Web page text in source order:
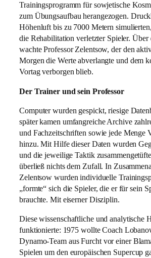
Trainingsprogramm für sowjetische
zum Übungsaufbau herangezogen.
Höhenluft bis zu 7000 Metern
die Rehabilitation verletzter Spieler. Über
wachte Professor Zelentsow, der den
Morgen die Werte abverlangte und dem
Vortag verborgen blieb.
Der Trainer und sein Professor
Computer wurden gespickt, riesige
später kamen umfangreiche Archive
und Fachzeitschriften sowie jede Menge
hinzu. Mit Hilfe dieser Daten wurden
und die jeweilige Taktik
überließ nichts dem Zufall. In
Zelentsow wurden individuelle
„formte“ sich die Spieler, die er für sein
brauchte. Mit eiserner Disziplin.
Diese wissenschaftliche und analytische
funktionierte: 1975 wollte Coach
Dynamo-Team aus Furcht vor einer
Spielen um den europäischen Supercup